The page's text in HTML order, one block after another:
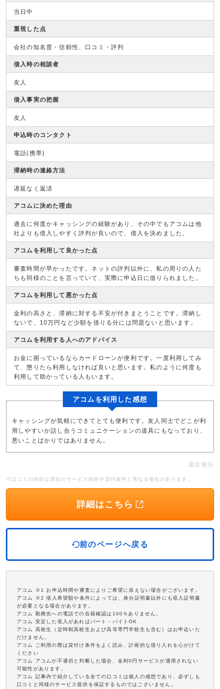
当日中
重視した点
会社の知名度・信頼性、口コミ・評判
借入時の相談者
友人
借入事実の把握
友人
申込時のコンタクト
電話(携帯)
滞納時の連絡方法
遅延なく返済
アコムに決めた理由
過去に何度かキャッシングの経験があり、その中でもアコムは他
社よりも借入しやすく評判が良いので、借入を決めました。
アコムを利用して良かった点
審査時間が早かったです。ネットの評判以外に、私の周りの人た
ちも同様のことを言っていて、実際に申込日に借りられました。
アコムを利用して悪かった点
金利の高さと、滞納に対する不安が付きまとうことです。滞納し
ないで、10万円など少額を借りる分には問題ないと思います。
アコムを利用する人へのアドバイス
お金に困っているならカードローンが便利です。一度利用してみ
て、懲りたら利用しなければ良いと思います。私のように何度も
利用して助かっている人もいます。
アコムを利用した感想
キャッシングが気軽にできてとても便利です。友人同士でどこが利
用しやすいか話し合うコミュニケーションの道具にもなっており、
悪いことばかりではありません。
違反報告
※口コミの内容は現在のサービス内容や貸付条件と異なる場合があります。
詳細はこちら
前のページへ戻る
アコム ※1 お申込時間や審査によりご希望に添えない場合がございます。
アコム ※2 借入希望額や条件によっては、身分証明書以外にも収入証明書
が必要となる場合があります。
アコム 勤務先への電話での在籍確認は100％ありません。
アコム 安定した収入があればパート・バイトOK
アコム 高校生（定時制高校生および高等専門学校生も含む）はお申込いた
だけません。
アコム ご利用の際は貸付け条件をよく読み、計画的な借り入れを心がけて
ください
アコム アコムが不適切と判断した場合、金利0円サービスが適用されない
可能性があります。
アコム 記事内で紹介している全ての口コミは個人の感想であり、必ずしも
口コミと同様のサービス提供を保証するものではございません。